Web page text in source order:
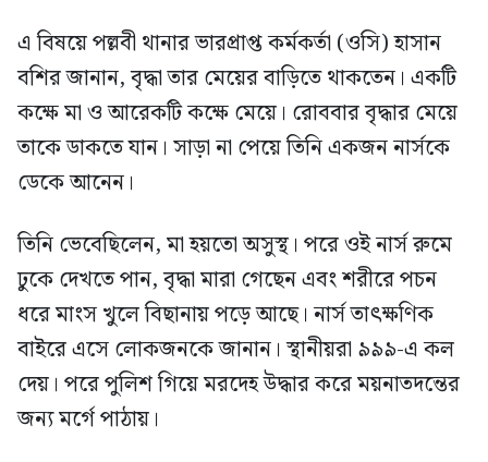
এ বিষয়ে পল্লবী থানার ভারপ্রাপ্ত কর্মকর্তা (ওসি) হাসান
বশির জানান, বৃদ্ধা তার মেয়ের বাড়িতে থাকতেন। একটি
কক্ষে মা ও আরেকটি কক্ষে মেয়ে। রোববার বৃদ্ধার মেয়ে
তাকে ডাকতে যান। সাড়া না পেয়ে তিনি একজন নার্সকে
ডেকে আনেন।
তিনি ভেবেছিলেন, মা হয়তো অসুস্থ। পরে ওই নার্স রুমে
ঢুকে দেখতে পান, বৃদ্ধা মারা গেছেন এবং শরীরে পচন
ধরে মাংস খুলে বিছানায় পড়ে আছে। নার্স তাৎক্ষণিক
বাইরে এসে লোকজনকে জানান। স্থানীয়রা ৯৯৯-এ কল
দেয়। পরে পুলিশ গিয়ে মরদেহ উদ্ধার করে ময়নাতদন্তের
জন্য মর্গে পাঠায়।